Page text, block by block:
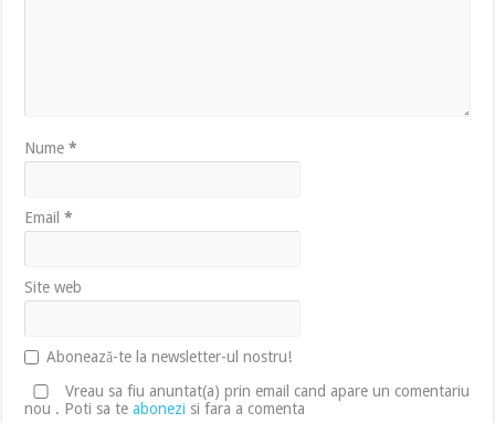
Nume*
Email*
Site web
Abonează-te la newsletter-ul nostru!
Vreau sa fiu anuntat(a) prin email cand apare un comentariu
nou . Poti sa teabonezi si fara a comenta